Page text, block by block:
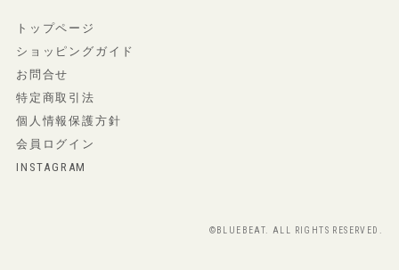
トップページ
ショッピングガイド
お問合せ
特定商取引法
個人情報保護方針
会員ログイン
INSTAGRAM
©BLUEBEAT. ALL RIGHTS RESERVED.